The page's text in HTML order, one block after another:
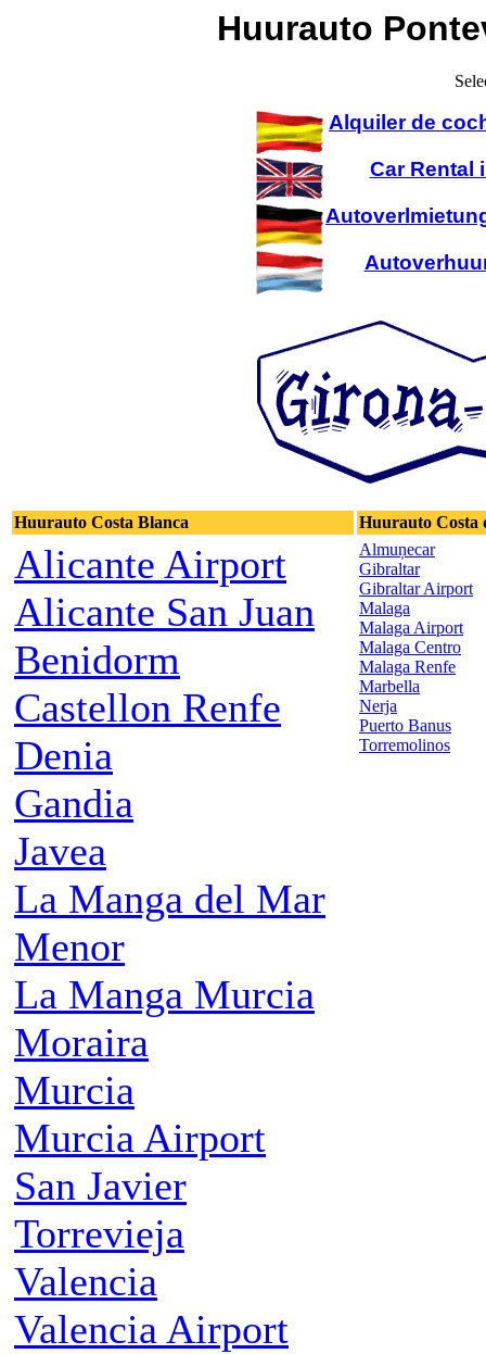
Huurauto
Alquiler de
Car Rental
Huurauto Costa Blanca Huurauto Costa
Alicante Airport
Alicante San Juan
Benidorm
Castellon Renfe
Denia
Gandia
Javea
La Manga del Mar
Menor
La Manga Murcia
Moraira
Murcia
Murcia Airport
San Javier
Torrevieja
Valencia
Valencia Airport
Almuņecar
Gibraltar
Gibraltar Airport
Malaga
Malaga Airport
Malaga Centro
Malaga Renfe
Marbella
Nerja
Puerto Banus
Torremolinos